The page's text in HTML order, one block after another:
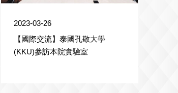
2023-03-26
【國際交流】泰國孔敬大學
(KKU)參訪本院實驗室